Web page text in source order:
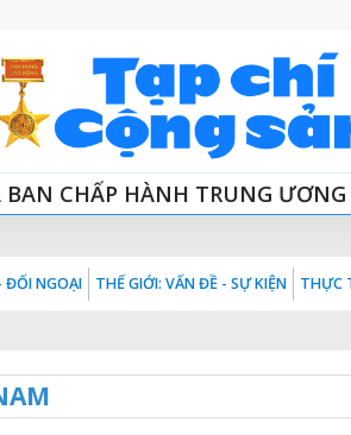
CHẤP HÀNH TRUNG
ĐỐI NGOẠI THẾ GIỚI: VẤN ĐỀ - SỰ KIỆN THỰC